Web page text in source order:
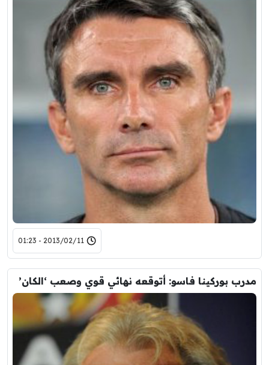
2013/02/11 - 01:23
مدرب بوركينا فاسو: أتوقعه نهائي قوي وصعب ‘الكان’